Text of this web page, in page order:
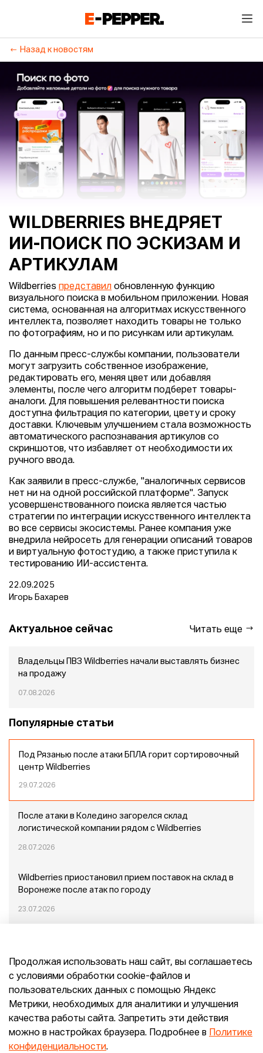
Назад к новостям
WILDBERRIES ВНЕДРЯЕТ
ИИ-ПОИСК ПО ЭСКИЗАМ И
АРТИКУЛАМ
Wildberries представил обновленную функцию
визуального поиска в мобильном приложении. Новая
система, основанная на алгоритмах искусственного
интеллекта, позволяет находить товары не только
по фотографиям, но и по рисункам или артикулам.
По данным пресс-службы компании, пользователи
могут загрузить собственное изображение,
редактировать его, меняя цвет или добавляя
элементы, после чего алгоритм подберет товары-
аналоги. Для повышения релевантности поиска
доступна фильтрация по категории, цвету и сроку
доставки. Ключевым улучшением стала возможность
автоматического распознавания артикулов со
скриншотов, что избавляет от необходимости их
ручного ввода.
Как заявили в пресс-службе, "аналогичных сервисов
нет ни на одной российской платформе". Запуск
усовершенствованного поиска является частью
стратегии по интеграции искусственного интеллекта
во все сервисы экосистемы. Ранее компания уже
внедрила нейросеть для генерации описаний товаров
и виртуальную фотостудию, а также приступила к
тестированию ИИ-ассистента.
22.09.2025
Игорь Бахарев
Актуальное сейчас Читать еще
Владельцы ПВЗ Wildberries начали выставлять бизнес
на продажу
07.08.2026
Популярные статьи
Под Рязанью после атаки БПЛА горит сортировочный
центр Wildberries
29.07.2026
После атаки в Коледино загорелся склад
логистической компании рядом с Wildberries
28.07.2026
Wildberries приостановил прием поставок на склад в
Воронеже после атак по городу
23.07.2026
Конец эпохи маркетплейсов: прогнозы сооснователя
Mr.Doors Максима Валецкого
26.06.2026
Продолжая использовать наш сайт, вы соглашаетесь
с условиями обработки cookie-файлов и
пользовательских данных с помощью Яндекс
Метрики, необходимых для аналитики и улучшения
качества работы сайта. Запретить эти действия
можно в настройках браузера. Подробнее в
Политике
конфиденциальности.